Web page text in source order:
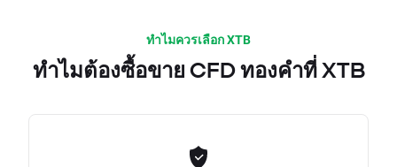
ทำไมควรเลือก XTB
ทำไมต้องซื้อขาย CFD ทองคำที่ XTB